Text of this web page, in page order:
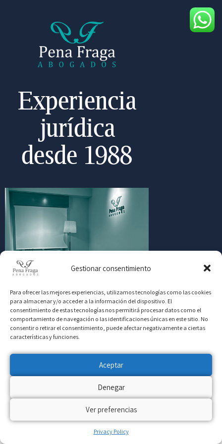
Gestionar consentimiento
Para ofrecer las mejores experiencias, utilizamos tecnologías como las cookies
para almacenar y/o acceder a la información del dispositivo. El
consentimiento de estas tecnologías nos permitirá procesar datos como el
comportamiento de navegación o las identificaciones únicas en este sitio. No
consentir o retirar el consentimiento, puede afectar negativamente a ciertas
características y funciones.
Aceptar
Denegar
Ver preferencias
Privacy Policy
Experiencia
jurídica
desde 1988
1 OF